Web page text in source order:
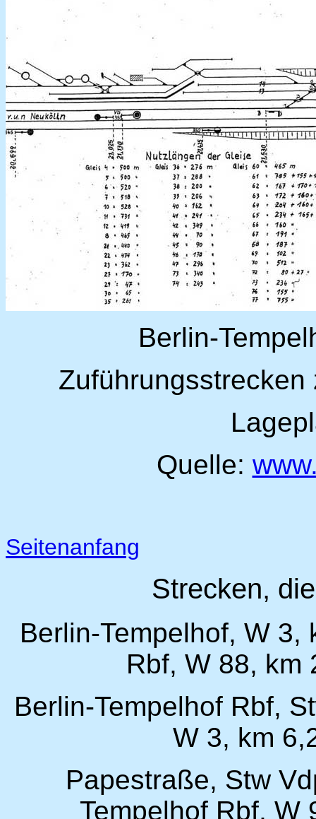
Berlin-
Zuführungsstrecken
Quelle:
Seitenanfang
Strecken,
Berlin-Tempelhof, W 3,
Rbf, W 88, km
Berlin-Tempelhof Rbf,
W 3, km
Papestraße, Stw
Tempelhof Rbf, W